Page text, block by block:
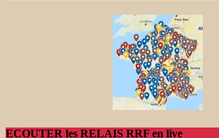
ECOUTER les RELAIS RRF en live